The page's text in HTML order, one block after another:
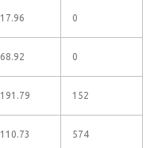
17.96 0
68.92 0
191.79 152
110.73 574